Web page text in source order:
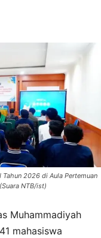
Tahun 2026 di Aula Pertemuan
NTB/ist)
Muhammadiyah
mahasiswa